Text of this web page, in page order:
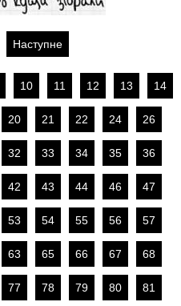
Наступне
10 11 12 13 14
20 21 22 24 26
32 33 34 35 36
42 43 44 46 47
53 54 55 56 57
63 65 66 67 68
77 78 79 80 81